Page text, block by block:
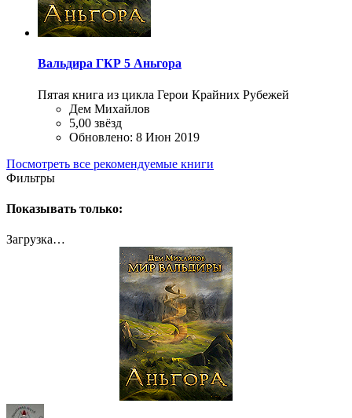
Вальдира ГКР 5 Аньгора
Пятая книга из цикла Герои Крайних Рубежей
Дем Михайлов
5,00 звёзд
Обновлено: 8 Июн 2019
Посмотреть все рекомендуемые книги
Фильтры
Показывать только:
Загрузка…